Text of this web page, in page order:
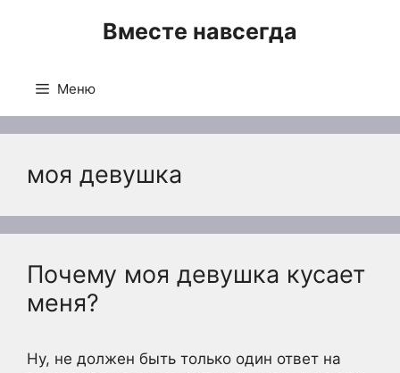
Вместе навсегда
Меню
моя девушка
Почему моя девушка кусает
меня?
Ну, не должен быть только один ответ на